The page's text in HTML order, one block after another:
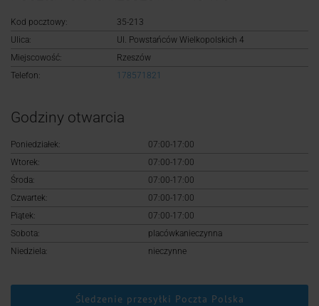
Logowanie
Kod pocztowy:
35-213
Ulica:
Ul. Powstańców Wielkopolskich 4
Miejscowość:
Rzeszów
Telefon:
178571821
Godziny otwarcia
Poniedziałek:
07:00-17:00
Wtorek:
07:00-17:00
Środa:
07:00-17:00
Czwartek:
07:00-17:00
Piątek:
07:00-17:00
Sobota:
placówkanieczynna
Niedziela:
nieczynne
Śledzenie przesyłki Poczta Polska